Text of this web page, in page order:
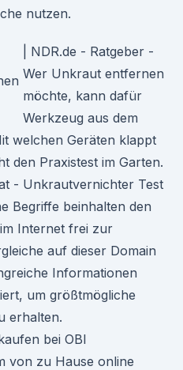
nutzen.
| NDR.de - Ratgeber -
Wer Unkraut entfernen
möchte, kann dafür
Werkzeug aus dem
welchen Geräten klappt
den Praxistest im Garten.
- Unkrautvernichter Test
Begriffe beinhalten den
Internet frei zur
auf dieser Domain
Informationen
um größtmögliche
erhalten.
bei OBI
von zu Hause online